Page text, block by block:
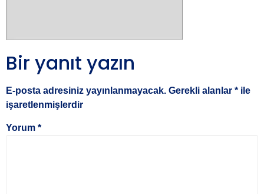
Bir yanıt yazın
E-posta adresiniz yayınlanmayacak. Gerekli alanlar * ile
işaretlenmişlerdir
Yorum *